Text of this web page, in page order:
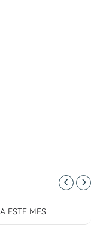
ESTE MES